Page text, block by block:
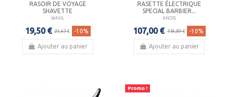
RASOIR DE VOYAGE
SHAVETTE
WAHL
19,50 € 21,67 € -10%
Ajouter au panier
RASETTE ÉLECTRIQUE
SPECIAL BARBIER...
ANDIS
107,00 € 118,89 € -10%
Ajouter au panier
Promo !